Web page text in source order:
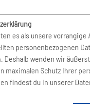
mit Zeugnissen der
Urlaubserlebnis
es als unsere
personenbezogenen
Deshalb wenden wir
maximalen Schutz Ihrer
findest du in unserer